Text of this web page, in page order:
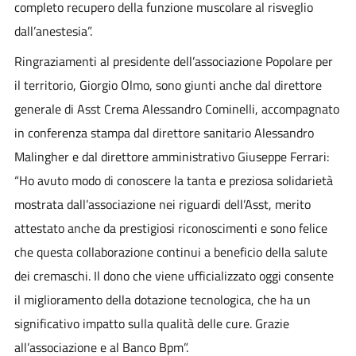
completo recupero della funzione muscolare al risveglio
dall’anestesia”.
Ringraziamenti al presidente dell’associazione Popolare per
il territorio, Giorgio Olmo, sono giunti anche dal direttore
generale di Asst Crema Alessandro Cominelli, accompagnato
in conferenza stampa dal direttore sanitario Alessandro
Malingher e dal direttore amministrativo Giuseppe Ferrari:
“Ho avuto modo di conoscere la tanta e preziosa solidarietà
mostrata dall’associazione nei riguardi dell’Asst, merito
attestato anche da prestigiosi riconoscimenti e sono felice
che questa collaborazione continui a beneficio della salute
dei cremaschi. Il dono che viene ufficializzato oggi consente
il miglioramento della dotazione tecnologica, che ha un
significativo impatto sulla qualità delle cure. Grazie
all’associazione e al Banco Bpm”.